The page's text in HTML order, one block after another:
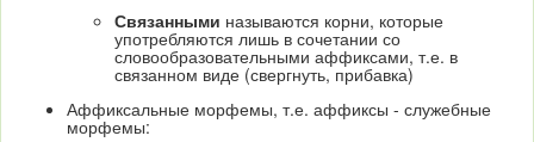
Связанными называются корни, которые
употребляются лишь в сочетании со
словообразовательными аффиксами, т.е. в
связанном виде (свергнуть, прибавка)
Аффиксальные морфемы, т.е. аффиксы - служебные
морфемы: